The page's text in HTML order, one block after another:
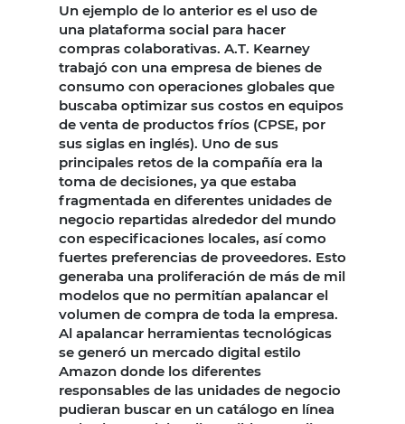
Un ejemplo de lo anterior es el uso de
una plataforma social para hacer
compras colaborativas. A.T. Kearney
trabajó con una empresa de bienes de
consumo con operaciones globales que
buscaba optimizar sus costos en equipos
de venta de productos fríos (CPSE, por
sus siglas en inglés). Uno de sus
principales retos de la compañía era la
toma de decisiones, ya que estaba
fragmentada en diferentes unidades de
negocio repartidas alrededor del mundo
con especificaciones locales, así como
fuertes preferencias de proveedores. Esto
generaba una proliferación de más de mil
modelos que no permitían apalancar el
volumen de compra de toda la empresa.
Al apalancar herramientas tecnológicas
se generó un mercado digital estilo
Amazon donde los diferentes
responsables de las unidades de negocio
pudieran buscar en un catálogo en línea